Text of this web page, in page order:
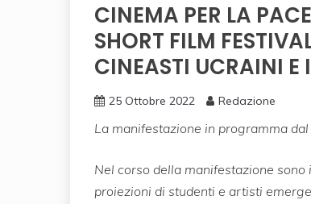
CINEMA PER LA
SHORT FILM
CINEASTI UCRAINI E
25 Ottobre 2022 Redazione
La manifestazione in programma
Nel corso della manifestazione
proiezioni di studenti e artisti